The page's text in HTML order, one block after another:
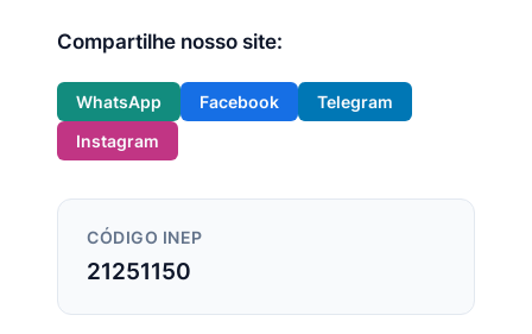
Compartilhe nosso site:
WhatsApp Facebook
Telegram
Instagram
CÓDIGO INEP
21251150